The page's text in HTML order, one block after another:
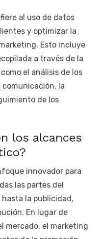
al uso de datos
y optimizar la
Esto incluye
a través de la
el análisis de los
la
de los
los alcances
innovador para
las partes del
la publicidad,
En lugar de
mercado, el marketing